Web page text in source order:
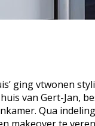
ging vtwonen
van Gert-Jan,
Qua